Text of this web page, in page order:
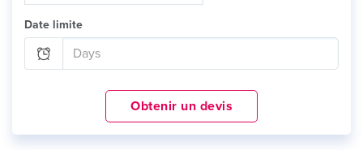
Date limite
Obtenir un devis